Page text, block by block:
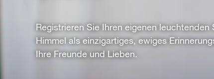
Registrieren Sie Ihren eigenen leuchtenden
Himmel als einzigartiges, ewiges
Ihre Freunde und Lieben.